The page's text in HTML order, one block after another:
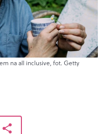
na all inclusive, fot. Getty